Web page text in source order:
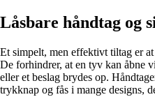
Låsbare håndtag og
Et simpelt, men effektivt tiltag er
De forhindrer, at en tyv kan åbne
eller et beslag brydes op.
trykknap og fås i mange designs,